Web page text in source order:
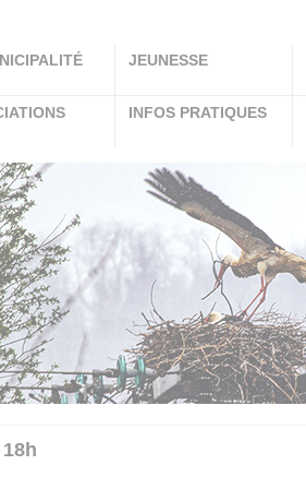
JEUNESSE
INFOS PRATIQUES